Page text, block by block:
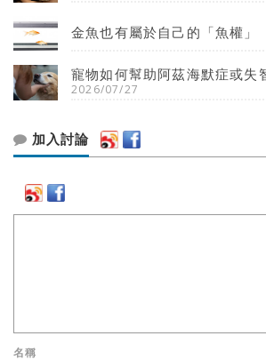
金魚也有屬於自己的「魚權」
寵物如何幫助阿茲海默症或失
2026/07/27
加入討論
名稱